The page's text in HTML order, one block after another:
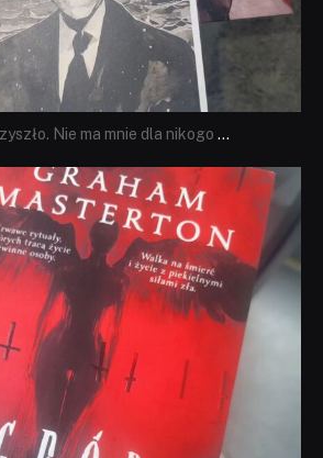
Nie ma mnie dla nikogo ...
dobryhorror
Sie 23